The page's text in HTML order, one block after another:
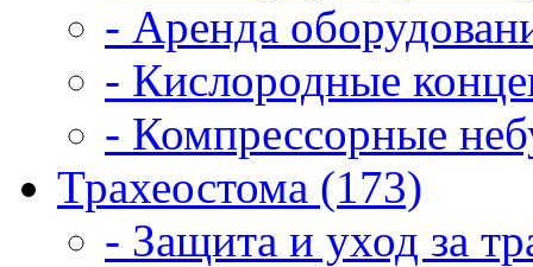
- Аренда
- Кислородные
- Компрессорные
Трахеостома (173)
- Защита и уход за